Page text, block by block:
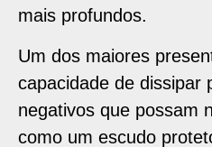
mais profundos.
Um dos maiores
capacidade de dissipar
negativos que possam
como um escudo